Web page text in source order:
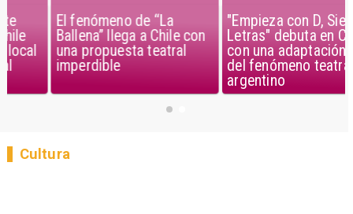
El fenómeno de “La
Ballena” llega a Chile con
una propuesta teatral
imperdible
"Empieza con D, Siete
Letras" debuta en Chile
con una adaptación local
del fenómeno teatral
argentino
Cultura